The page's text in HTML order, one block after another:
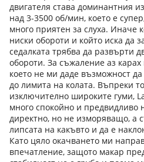
двигателя става доминантния
над 3-3500 об/мин, което е
много приятен за слуха. Иначе
ниски обороти и който иска да
седалката трябва да развърти
обороти. За съжаление аз
което не ми даде възможност
до лимита на колата. Въпреки
изключително широките гуми,
много спокойно и предвидливо
директно, но не изморяващо, а
липсата на какъвто и да е
Като цяло окачването ми
впечатление, защото макар